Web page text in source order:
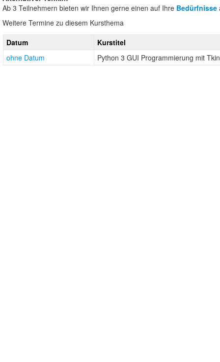
Ab 3 Teilnehmern bieten wir Ihnen gerne einen auf Ihre Bedürfnisse
Weitere Termine zu diesem Kursthema
Datum
Kurstitel
ohne Datum
Python 3 GUI Programmierung mit